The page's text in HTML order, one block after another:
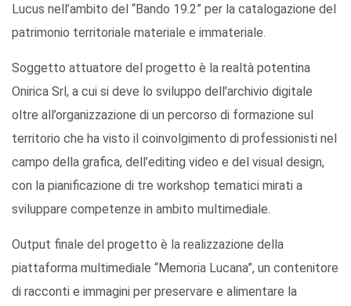
Lucus nell’ambito del “Bando 19.2” per la catalogazione del
patrimonio territoriale materiale e immateriale.
Soggetto attuatore del progetto è la realtà potentina
Onirica Srl, a cui si deve lo sviluppo dell’archivio digitale
oltre all’organizzazione di un percorso di formazione sul
territorio che ha visto il coinvolgimento di professionisti nel
campo della grafica, dell’editing video e del visual design,
con la pianificazione di tre workshop tematici mirati a
sviluppare competenze in ambito multimediale.
Output finale del progetto è la realizzazione della
piattaforma multimediale “Memoria Lucana”, un contenitore
di racconti e immagini per preservare e alimentare la